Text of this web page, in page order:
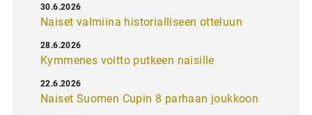
Naiset valmiina historialliseen otteluun
30.6.2026
Kymmenes voitto putkeen naisille
28.6.2026
Naiset Suomen Cupin 8 parhaan joukkoon
22.6.2026